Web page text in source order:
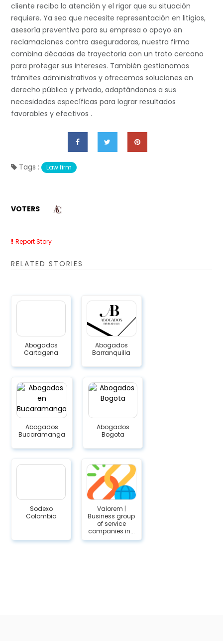
cliente reciba la atención y el rigor que su situación
requiere. Ya sea que necesite representación en litigios,
asesoría preventiva para su empresa o apoyo en
reclamaciones contra aseguradoras, nuestra firma
combina décadas de trayectoria con un trato cercano
para proteger sus intereses. También gestionamos
trámites administrativos y ofrecemos soluciones en
derecho público y privado, adaptándonos a sus
necesidades específicas para lograr resultados
favorables y efectivos .
Tags : Law firm
VOTERS
Report Story
RELATED STORIES
Abogados
Cartagena
Abogados
Barranquilla
Abogados
Bucaramanga
Abogados
Bogota
Sodexo
Colombia
Valorem |
Business group
of service
companies in...